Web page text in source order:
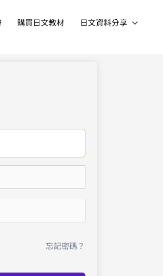
購買日文教材
日文資料分享
忘記密碼？